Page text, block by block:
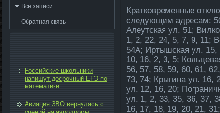
Все записи
Обратная связь
Российские школьники
напишут досрочный ЕГЭ по
математике
Авиация ЗВО вернулась с
Кратковременные
следующим адресам:
Алеутская ул. 51;
1, 2, 22, 24, 5, 7, 9, 11;
54А; Иртышская ул. 15,
10, 16, 2, 3, 5;
56, 57, 58, 59, 60, 61,
73, 74; Крыгина ул. 16,
ул. 12, 16, 20;
ул. 1, 2, 33, 35, 36, 37,
16, 17, 18, 19, 20, 21,